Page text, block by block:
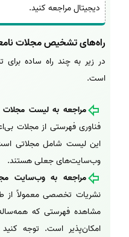
دیجیتال مراجعه کنید.
راه‌های تشخیص مجلات
در زیر به چند راه ساده
است.
مراجعه به لیست مجلات
فناوری فهرستی از مجلات
این لیست شامل مجلاتی است
وب‌سایت‌های جعلی هستند.
مراجعه به وب‌سایت
نشریات تخصصی معمولاً از
مشاهده فهرستی که
امکان‌پذیر است. توجه